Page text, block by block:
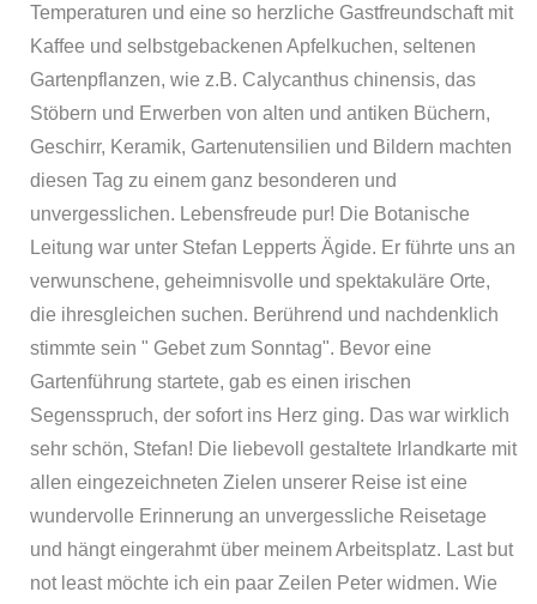
Temperaturen und eine so herzliche Gastfreundschaft mit
Kaffee und selbstgebackenen Apfelkuchen, seltenen
Gartenpflanzen, wie z.B. Calycanthus chinensis, das
Stöbern und Erwerben von alten und antiken Büchern,
Geschirr, Keramik, Gartenutensilien und Bildern machten
diesen Tag zu einem ganz besonderen und
unvergesslichen. Lebensfreude pur! Die Botanische
Leitung war unter Stefan Lepperts Ägide. Er führte uns an
verwunschene, geheimnisvolle und spektakuläre Orte,
die ihresgleichen suchen. Berührend und nachdenklich
stimmte sein " Gebet zum Sonntag". Bevor eine
Gartenführung startete, gab es einen irischen
Segensspruch, der sofort ins Herz ging. Das war wirklich
sehr schön, Stefan! Die liebevoll gestaltete Irlandkarte mit
allen eingezeichneten Zielen unserer Reise ist eine
wundervolle Erinnerung an unvergessliche Reisetage
und hängt eingerahmt über meinem Arbeitsplatz. Last but
not least möchte ich ein paar Zeilen Peter widmen. Wie